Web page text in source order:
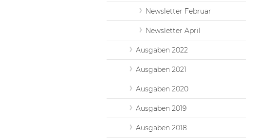
Newsletter Februar
Newsletter April
Ausgaben 2022
Ausgaben 2021
Ausgaben 2020
Ausgaben 2019
Ausgaben 2018